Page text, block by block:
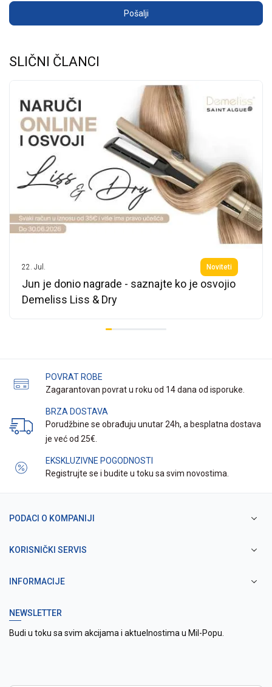
Pošalji
SLIČNI ČLANCI
22. Jul. Noviteti
Jun je donio nagrade - saznajte ko je osvojio
Demeliss Liss & Dry
POVRAT ROBE
Zagarantovan povrat u roku od 14 dana od isporuke.
BRZA DOSTAVA
Porudžbine se obrađuju unutar 24h, a besplatna dostava
je već od 25€.
EKSKLUZIVNE POGODNOSTI
Registrujte se i budite u toku sa svim novostima.
PODACI O KOMPANIJI
KORISNIČKI SERVIS
INFORMACIJE
NEWSLETTER
Budi u toku sa svim akcijama i aktuelnostima u Mil-Popu.